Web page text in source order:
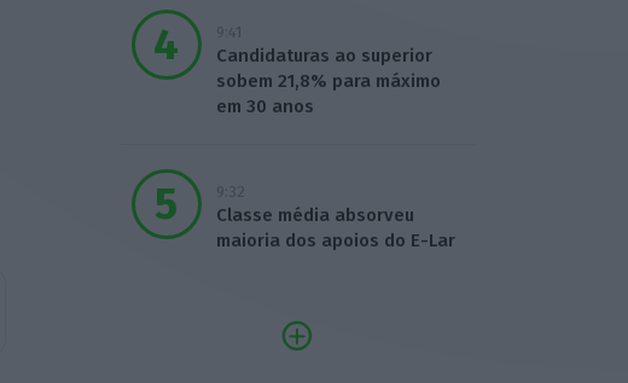
9:41
Candidaturas ao superior
sobem 21,8% para máximo
em 30 anos
9:32
Classe média absorveu
maioria dos apoios do E-Lar